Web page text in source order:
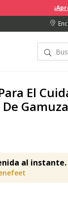
¡Aprovecha de
El
Gamuza
al instante.